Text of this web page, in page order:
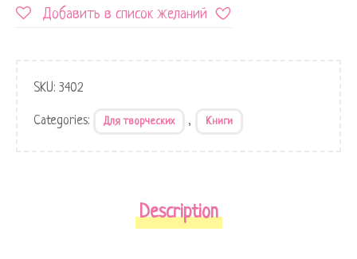
Добавить в список желаний
SKU: 3402
Categories: Для творческих , Книги
Description